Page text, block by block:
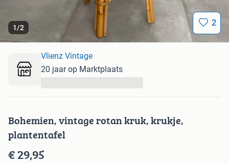
1/2 2
Bohemien, vintage rotan kruk, krukje,
plantentafel
€ 29,95
Vlienz Vintage
20 jaar op Marktplaats